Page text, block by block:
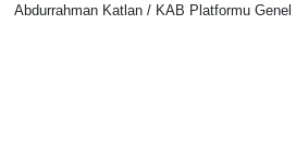
Abdurrahman Katlan / KAB Platformu Genel